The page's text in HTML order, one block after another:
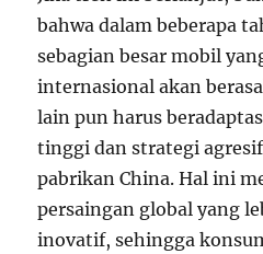
bahwa dalam beberapa
sebagian besar mobil
internasional akan
lain pun harus
tinggi dan strategi
pabrikan China. Hal ini
persaingan global yang
inovatif, sehingga